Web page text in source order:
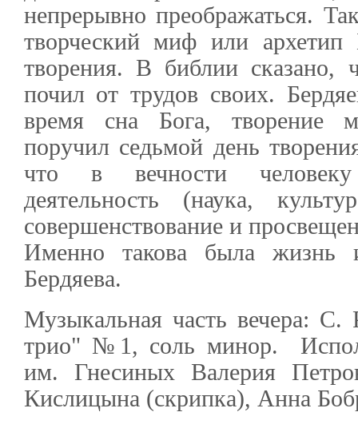
непрерывно преображаться.
творческий миф или архетип
творения. В библии сказано,
почил от трудов своих.
время сна Бога, творение
поручил седьмой день
что в вечности человеку
деятельность (наука,
совершенствование и
Именно такова была жизнь
Бердяева.
Музыкальная часть вечера: С.
трио" №1, соль минор.
им. Гнесиных Валерия
Кислицына (скрипка), Анна